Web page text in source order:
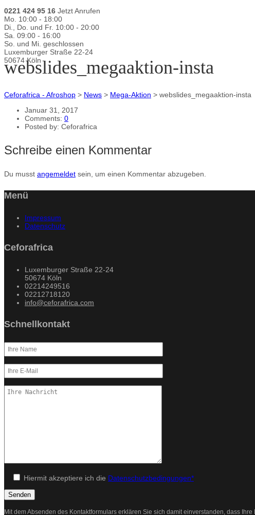
0221 424 95 16 Jetzt Anrufen
Mo. 10:00 - 18:00
Di., Do. und Fr. 10:00 - 20:00
Sa. 09:00 - 16:00
So. und Mi. geschlossen
Luxemburger Straße 22-24
50674 Köln
webslides_megaaktion-insta
Ceforafrica - Afroshop > News > Mega-Aktion > webslides_megaaktion-insta
Januar 31, 2017
Comments: 0
Posted by: Ceforafrica
Schreibe einen Kommentar
Du musst angemeldet sein, um einen Kommentar abzugeben.
Menü
Impressum
Datenschutz
Ceforafrica
Luxemburger Straße 22-24
50674 Köln
02214249516
02212718120
info@ceforafrica.com
Schnellkontakt
Hiermit akzeptiere ich die Datenschutzbedingungen*
Mit dem Absenden des Kontaktformulars erklären Sie sich damit einverstanden, dass